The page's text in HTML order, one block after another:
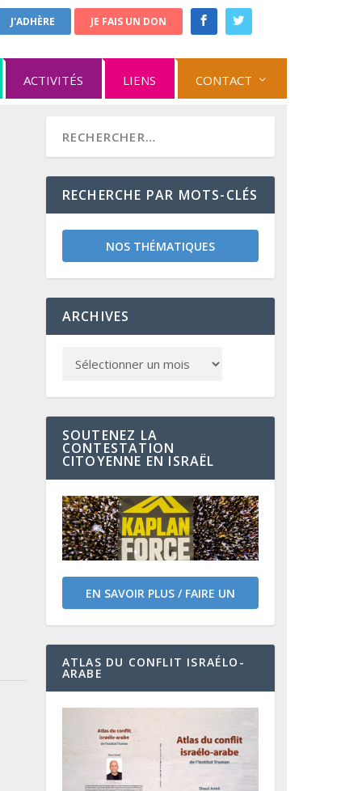
J'ADHÈRE JE FAIS UN DON
ACTIVITÉS LIENS CONTACT
RECHERCHE PAR MOTS-CLÉS
NOS THÉMATIQUES
ARCHIVES
SOUTENEZ LA
CONTESTATION
CITOYENNE EN ISRAËL
EN SAVOIR PLUS / FAIRE UN
DON
ATLAS DU CONFLIT ISRAÉLO-
ARABE